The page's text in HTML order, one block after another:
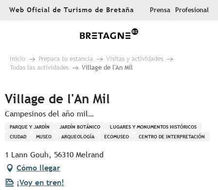
AllerWeb Oficial de Turismo de Bretaña Prensa Profesional
Inicio Prepara tu estancia
Visitas y actividades
Todas las actividades
Village de l'An Mil
Village de l'An Mil
Campesinos del año mil…
PARQUE Y JARDÍN JARDÍN BOTÁNICO
LUGARES Y MONUMENTOS HISTÓRICOS
CIUDAD
MUSEO ARQUEOLOGÍA ECOMUSEO CENTRO DE INTERPRETACIÓN
1 Lann Gouh, 56310 Melrand
Cómo llegar
¡Voy en tren!